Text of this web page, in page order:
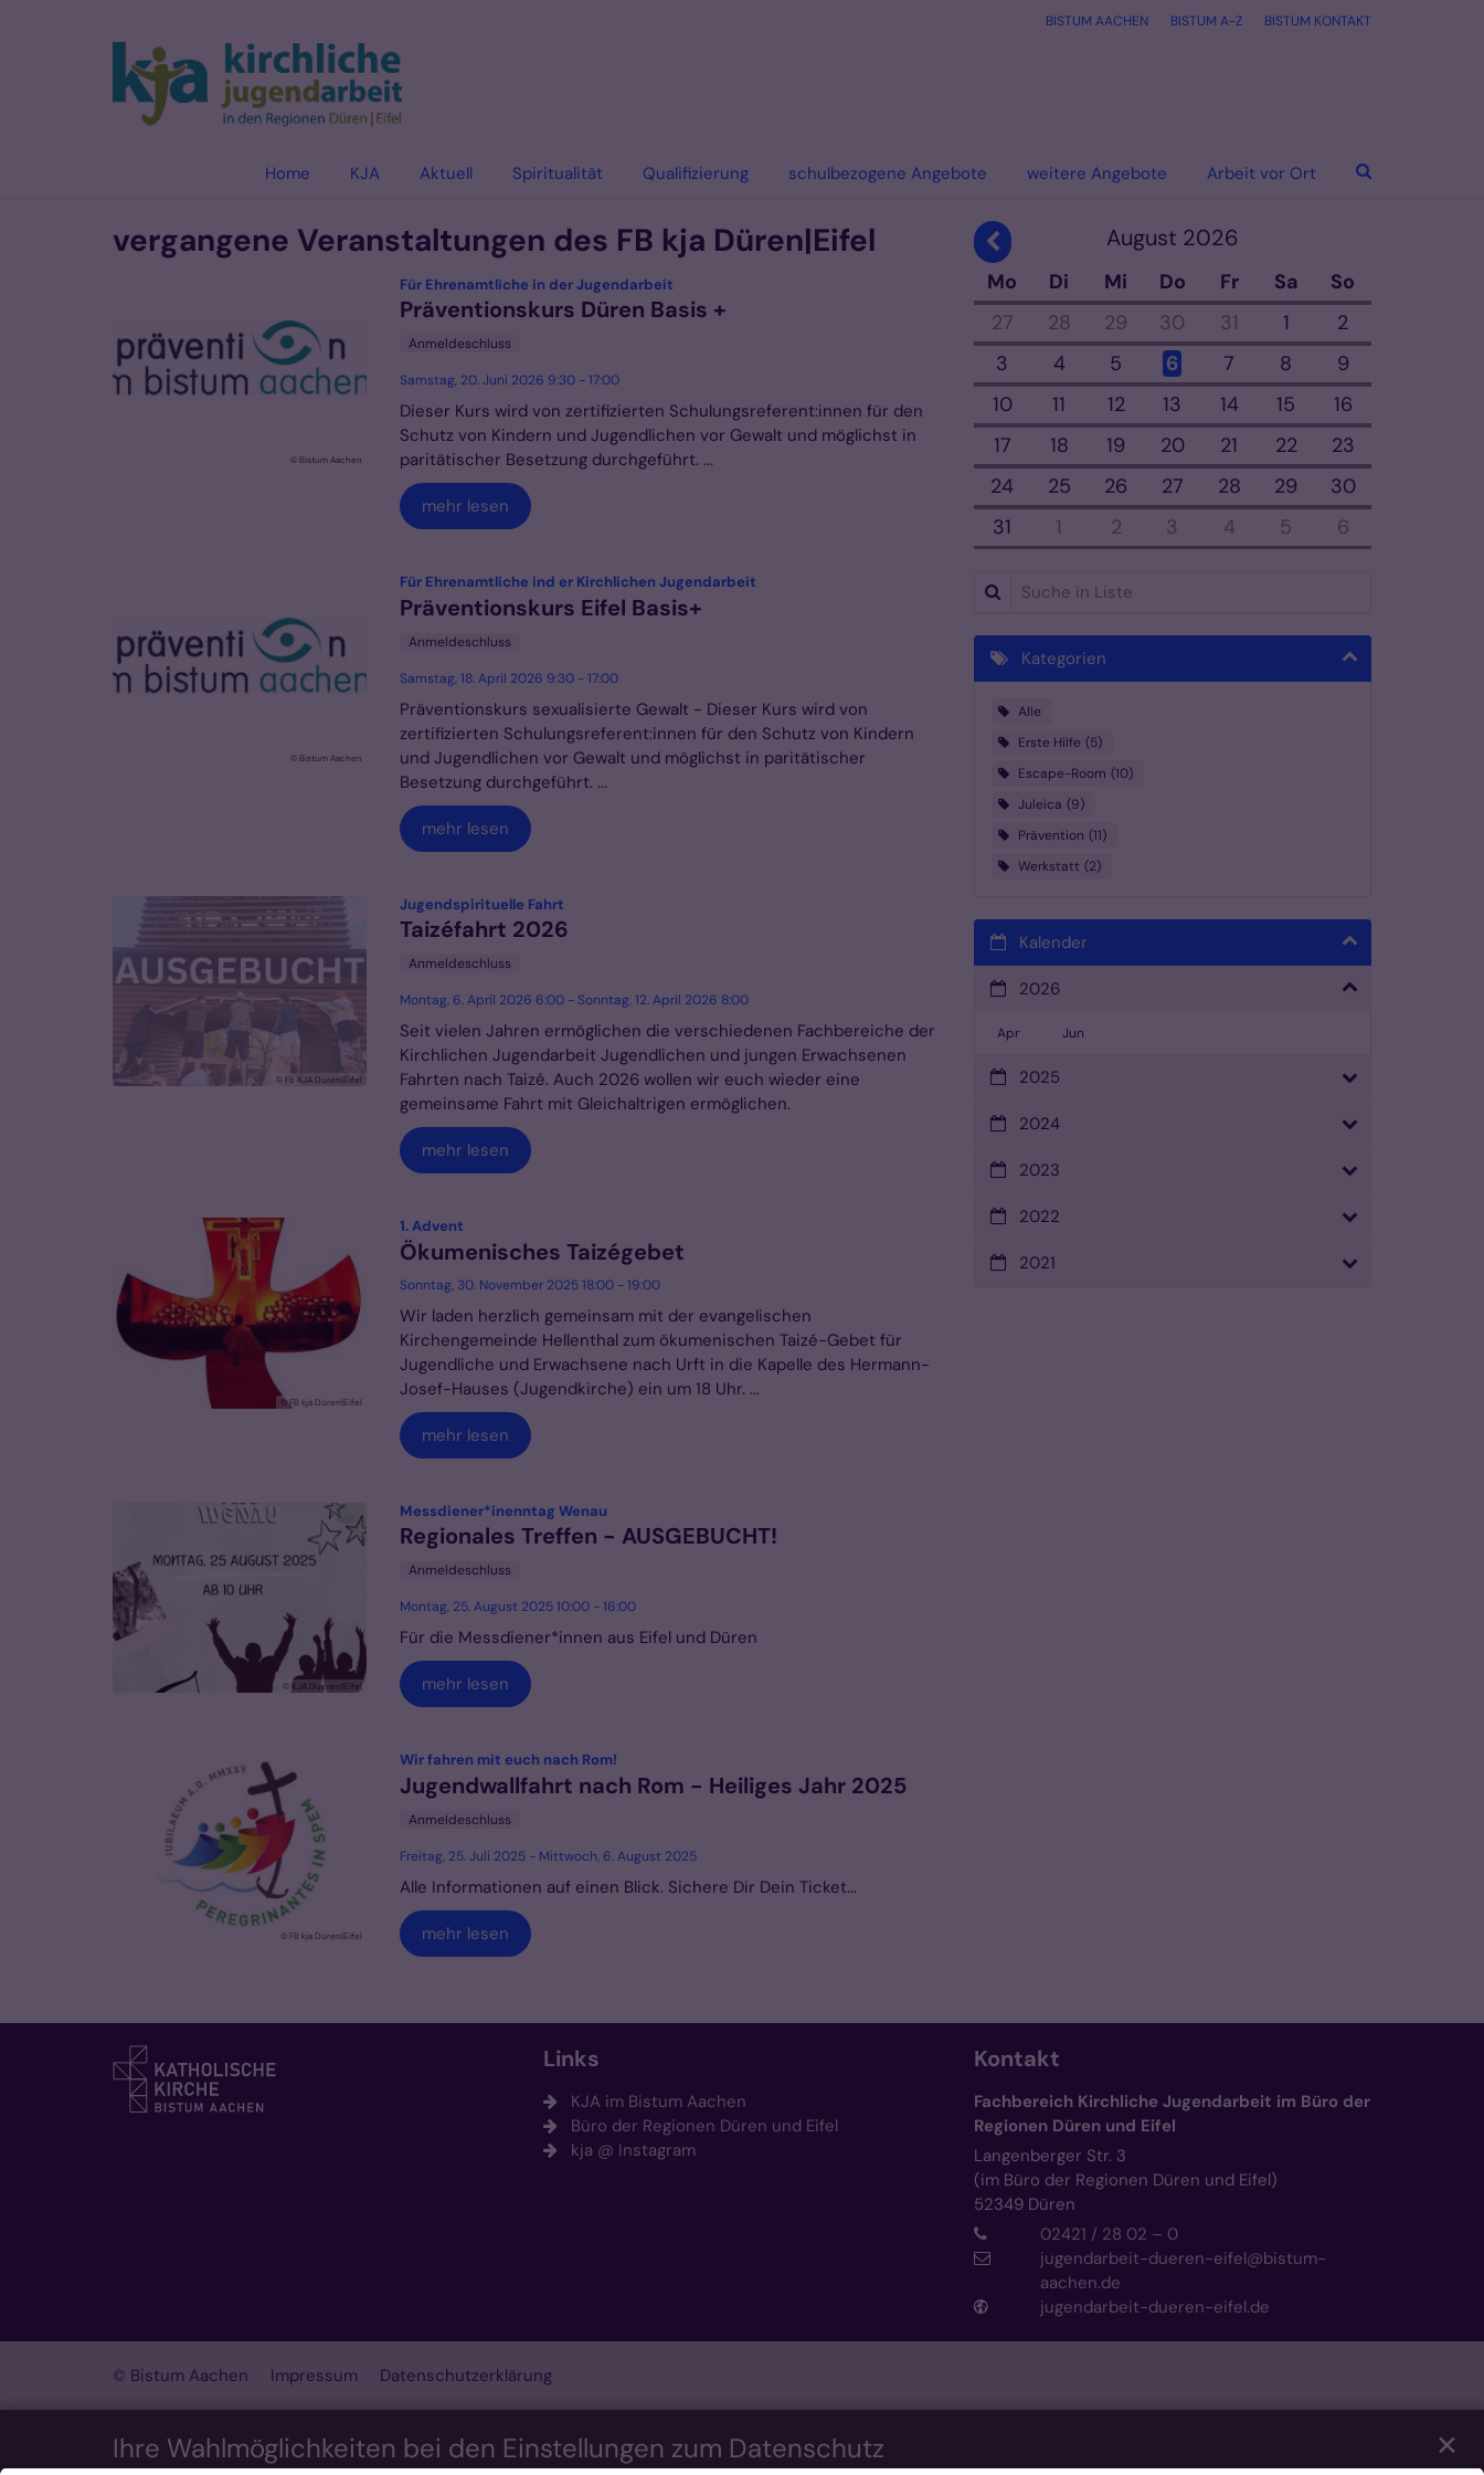
Ihre Wahlmöglichkeiten bei den Einstellungen zum Datenschutz ✕
BISTUM AACHEN BISTUM A-Z BISTUM KONTAKT
Home KJA Aktuell Spiritualität Qualifizierung schulbezogene Angebote weitere Angebote Arbeit vor Ort
vergangene Veranstaltungen des FB kja Düren|Eifel
© Bistum Aachen
Für Ehrenamtliche in der Jugendarbeit
Präventionskurs Düren Basis +
Anmeldeschluss
Samstag, 20. Juni 2026 9:30 - 17:00
Dieser Kurs wird von zertifizierten Schulungsreferent:innen für den
Schutz von Kindern und Jugendlichen vor Gewalt und möglichst in
paritätischer Besetzung durchgeführt. ...
mehr lesen
© Bistum Aachen
Für Ehrenamtliche ind er Kirchlichen Jugendarbeit
Präventionskurs Eifel Basis+
Anmeldeschluss
Samstag, 18. April 2026 9:30 - 17:00
Präventionskurs sexualisierte Gewalt - Dieser Kurs wird von
zertifizierten Schulungsreferent:innen für den Schutz von Kindern
und Jugendlichen vor Gewalt und möglichst in paritätischer
Besetzung durchgeführt. ...
mehr lesen
© FB KJA Düren|Eifel
Jugendspirituelle Fahrt
Taizéfahrt 2026
Anmeldeschluss
Montag, 6. April 2026 6:00 - Sonntag, 12. April 2026 8:00
Seit vielen Jahren ermöglichen die verschiedenen Fachbereiche der
Kirchlichen Jugendarbeit Jugendlichen und jungen Erwachsenen
Fahrten nach Taizé. Auch 2026 wollen wir euch wieder eine
gemeinsame Fahrt mit Gleichaltrigen ermöglichen.
mehr lesen
© FB kja Düren|Eifel
1. Advent
Ökumenisches Taizégebet
Sonntag, 30. November 2025 18:00 - 19:00
Wir laden herzlich gemeinsam mit der evangelischen
Kirchengemeinde Hellenthal zum ökumenischen Taizé-Gebet für
Jugendliche und Erwachsene nach Urft in die Kapelle des Hermann-
Josef-Hauses (Jugendkirche) ein um 18 Uhr. ...
mehr lesen
© KJA Dueren|Eifel
Messdiener*inenntag Wenau
Regionales Treffen - AUSGEBUCHT!
Anmeldeschluss
Montag, 25. August 2025 10:00 - 16:00
Für die Messdiener*innen aus Eifel und Düren
mehr lesen
© FB kja Düren|Eifel
Wir fahren mit euch nach Rom!
Jugendwallfahrt nach Rom - Heiliges Jahr 2025
Anmeldeschluss
Freitag, 25. Juli 2025 - Mittwoch, 6. August 2025
Alle Informationen auf einen Blick. Sichere Dir Dein Ticket...
mehr lesen
Vorherige SeiteAugust 2026
Mo Di Mi Do Fr Sa
So
27
28 29 30 31 1
2
3
4 5 6 7 8
9
10
11 12 13 14 15
16
17
18 19 20 21 22
23
24
25 26 27 28 29
30
31
1 2 3 4 5 6
Suche in Liste
Kategorien
Alle
Erste Hilfe
5
Escape-Room 10
Juleica
9
Prävention 11
Werkstatt
2
Kalender
2026
Apr Jun
2025
2024
2023
2022
2021
Links
KJA im Bistum Aachen
Büro der Regionen Düren und Eifel
kja @ Instagram
Kontakt
Fachbereich Kirchliche Jugendarbeit im Büro der
Regionen Düren und Eifel
Langenberger Str. 3
(im Büro der Regionen Düren und Eifel)
52349 Düren
02421 / 28 02 – 0
jugendarbeit-dueren-eifel@bistum-
aachen.de
jugendarbeit-dueren-eifel.de
© Bistum Aachen Impressum Datenschutzerklärung